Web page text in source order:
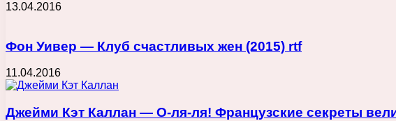
13.04.2016
Фон Уивер — Клуб счастливых жен (2015) rtf
11.04.2016
Джейми Кэт Каллан — О-ля-ля! Французские секреты